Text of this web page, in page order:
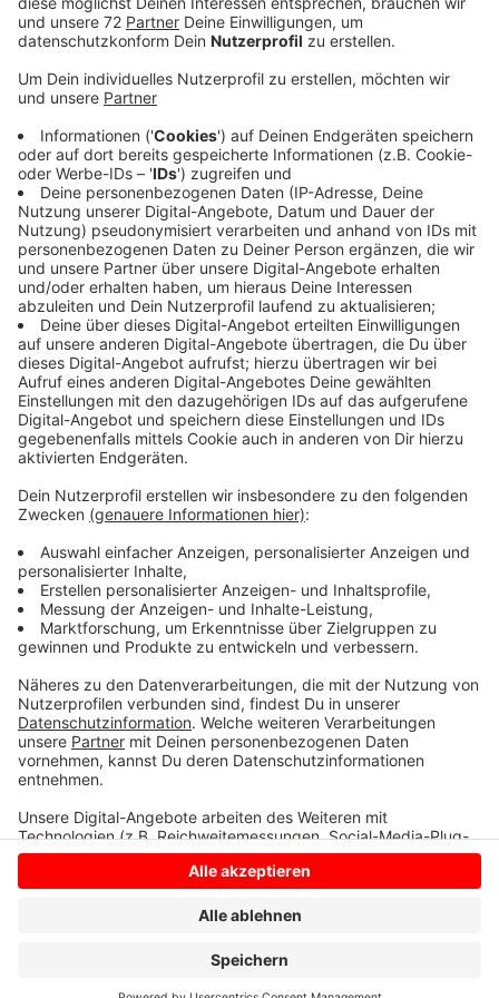
Jahr.
Veröffentlicht:Mittwoch, 20.08.2025 14:22
Die Elterninitiative Malyn organisiert zusammen mit
vielen Unterstützern die Ferienfreizeiten als kleine
Auszeiten vom Krieg in der Ukraine für Kinder aus
Malyn. Erstmals stamme in diesem Jahr rund die
Hälfte der Kinder aus Familien, die direkt vom Krieg
betroffen sind. Weil Angehörige in Gefangenschaft
sind, vermisst sind oder getötet wurden. Eine traurige,
deutliche Veränderung im Vergleich zu den Anfängen
der Ferienfreizeit im Jahr 2022, sagt Marco Lennertz
von der Elterninitiative.
Für die Ferienfreizeit im kommenden Jahr werden
erneut Gastfamilien gesucht. Interessierte können
sich bei Marco Lennertz unter 02543 – 3610855,
0151 – 40052984 oder per E-Mail an
ukraine@billerbeck.de
melden.
Anzeige